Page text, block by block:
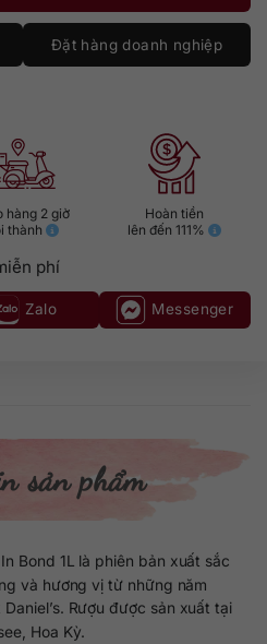
Đặt hàng doanh nghiệp
hàng 2 giờ
thành
Hoàn tiền
lên đến 111%
phí
Zalo Messenger
sản phẩm
Bond 1L là phiên bản xuất sắc
và hương vị từ những năm
Rượu được sản xuất tại
Hoa Kỳ.